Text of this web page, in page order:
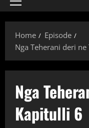
Primary
Home
Episode
Nga Teherani deri
Nga
Kapitulli 6